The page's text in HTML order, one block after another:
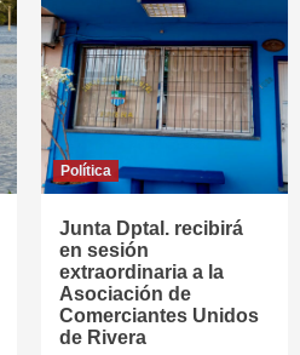
Política
Junta Dptal. recibirá
en sesión
extraordinaria a la
Asociación de
Comerciantes Unidos
de Rivera